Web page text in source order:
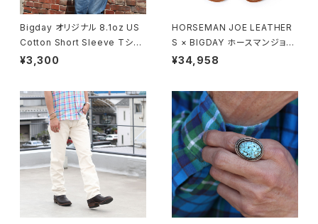
Bigday オリジナル 8.1oz US
Cotton Short Sleeve Tシャ
ツ 半袖 無地Tシャツ USコット
¥3,300
HORSEMAN JOE LEATHER
S × BIGDAY ホースマンジョー
ダブルモンクストラップサンダル
¥34,958